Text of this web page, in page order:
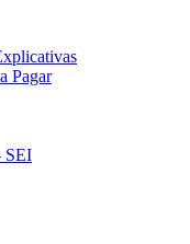
Pagar
SEI